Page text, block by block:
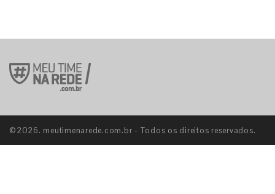
©2026. meutimenarede.com.br - Todos os direitos reservados.